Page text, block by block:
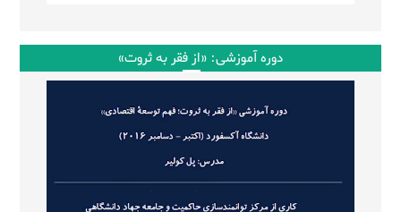
دوره آموزشی: «از فقر به ثروت»